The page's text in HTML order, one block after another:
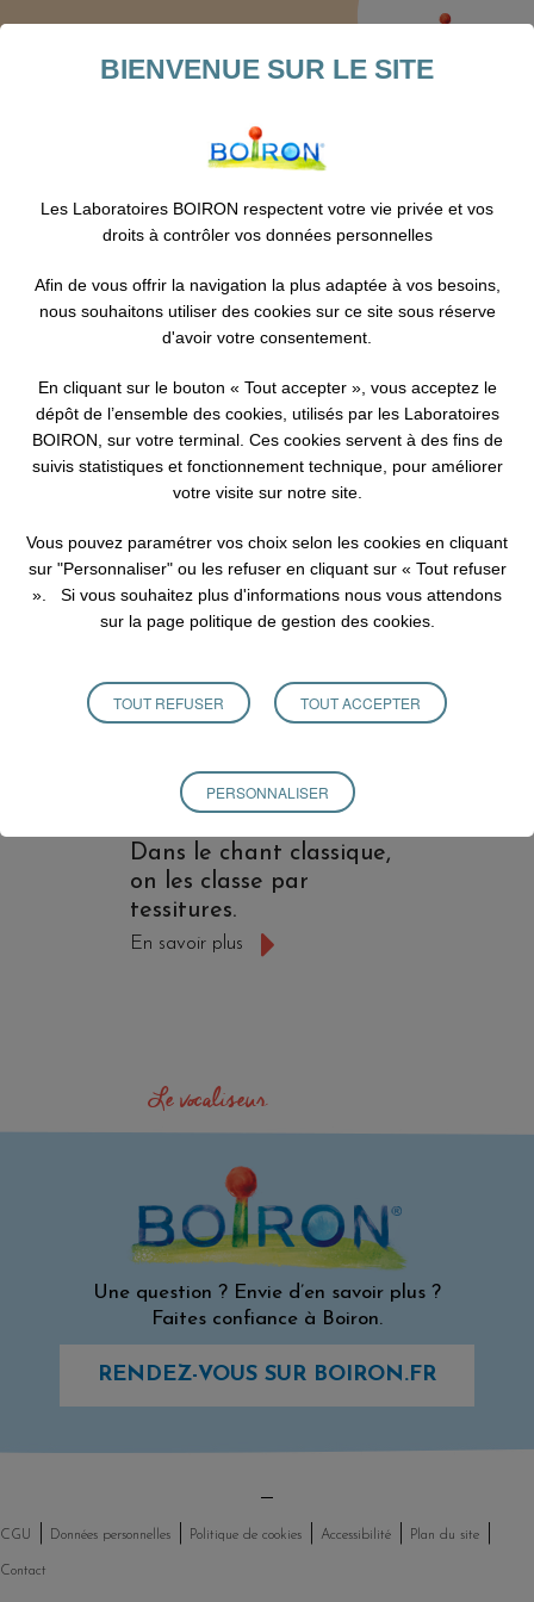
Le vocaliseur
Plan du site
Liste des pages
> Les tessitures
LES TESSITURES
Chaque voix est unique.
Il en existe autant qu’il
Dans le chant classique,
on les classe par
tessitures.
En savoir plus
Le vocaliseur
Une question ? Envie d’en savoir plus ?
Faites confiance à Boiron.
RENDEZ-VOUS SUR BOIRON.FR
CGU Données personnelles Politique de cookies Accessibilité Plan du site
Contact
BIENVENUE SUR LE SITE
Les Laboratoires BOIRON respectent votre vie privée et vos
droits à contrôler vos données personnelles
Afin de vous offrir la navigation la plus adaptée à vos besoins,
nous souhaitons utiliser des cookies sur ce site sous réserve
d'avoir votre consentement.
En cliquant sur le bouton « Tout accepter », vous acceptez le
dépôt de l’ensemble des cookies, utilisés par les Laboratoires
BOIRON, sur votre terminal. Ces cookies servent à des fins de
suivis statistiques et fonctionnement technique, pour améliorer
votre visite sur notre site.
Vous pouvez paramétrer vos choix selon les cookies en cliquant
sur "Personnaliser" ou les refuser en cliquant sur « Tout refuser
». Si vous souhaitez plus d'informations nous vous attendons
sur la page politique de gestion des cookies.
TOUT REFUSER TOUT ACCEPTER
PERSONNALISER